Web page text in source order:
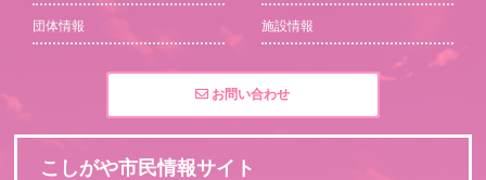
団体情報 施設情報
お問い合わせ
こしがや市民情報サイト